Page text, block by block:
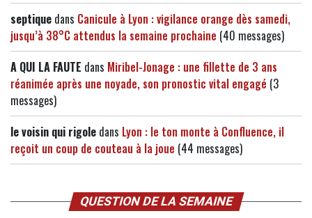
septique dans Canicule à Lyon : vigilance orange dès samedi,
jusqu’à 38°C attendus la semaine prochaine (40 messages)
A QUI LA FAUTE dans Miribel-Jonage : une fillette de 3 ans
réanimée après une noyade, son pronostic vital engagé (3
messages)
le voisin qui rigole dans Lyon : le ton monte à Confluence, il
reçoit un coup de couteau à la joue (44 messages)
QUESTION DE LA SEMAINE